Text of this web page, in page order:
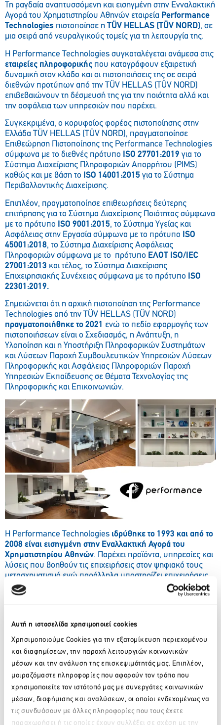
Αυτή η ιστοσελίδα χρησιμοποιεί cookies
Χρησιμοποιούμε Cookies για την εξατομίκευση περιεχομένου
και διαφημίσεων, την παροχή λειτουργιών κοινωνικών
μέσων και την ανάλυση της επισκεψιμότητάς μας. Επιπλέον,
μοιραζόμαστε πληροφορίες που αφορούν τον τρόπο που
χρησιμοποιείτε τον ιστότοπό μας με συνεργάτες κοινωνικών
μέσων, διαφήμισης και αναλύσεων, οι οποίοι ενδεχομένως να
τις συνδυάσουν με άλλες πληροφορίες που τους έχετε
παραχωρήσει ή τις οποίες έχουν συλλέξει σε σχέση με την
Τη ραγδαία αναπτυσσόμενη και εισηγμένη στην Ενναλακτική
Αγορά του Χρηματιστηρίου Αθηνών εταιρεία Performance
Technologies πιστοποίησε η TÜV HELLAS (TÜV NORD), σε
μια σειρά από νευραλγικούς τομείς για τη λειτουργία της.
Η Performance Technologies συγκαταλέγεται ανάμεσα στις
εταιρείες πληροφορικής που καταγράφουν εξαιρετική
δυναμική στον κλάδο και οι πιστοποιήσεις της σε σειρά
διεθνών προτύπων από την TÜV HELLAS (TÜV NORD)
επιβεβαιώνουν τη δέσμευσή της για την ποιότητα αλλά και
την ασφάλεια των υπηρεσιών που παρέχει.
Συγκεκριμένα, ο κορυφαίος φορέας πιστοποίησης στην
Ελλάδα TÜV HELLAS (TÜV NORD), πραγματοποίησε
Επιθεώρηση Πιστοποίησης της Performance Technologies
σύμφωνα με το διεθνές πρότυπο ISO 27701:2019 για το
Σύστημα Διαχείρισης Πληροφοριών Απορρήτου (PIMS)
καθώς και με βάση το ISO 14001:2015 για το Σύστημα
Περιβαλλοντικής Διαχείρισης.
Επιπλέον, πραγματοποίησε επιθεωρήσεις δεύτερης
επιτήρησης για το Σύστημα Διαχείρισης Ποιότητας σύμφωνα
με το πρότυπο ISO 9001:2015, το Σύστημα Υγείας και
Ασφάλειας στην Εργασία σύμφωνα με το πρότυπο ISO
45001:2018, το Σύστημα Διαχείρισης Ασφάλειας
Πληροφοριών σύμφωνα με το πρότυπο ΕΛΟΤ ISO/IEC
27001:2013 και τέλος, το Σύστημα Διαχείρισης
Επιχειρησιακής Συνέχειας σύμφωνα με το πρότυπο ISO
22301:2019.
Σημειώνεται ότι η αρχική πιστοποίηση της Performance
Technologies από την TÜV HELLAS (TÜV NORD)
πραγματοποιήθηκε το 2021 ενώ το πεδίο εφαρμογής των
πιστοποιήσεων είναι ο Σχεδιασμός, η Ανάπτυξη, η
Υλοποίηση και η Υποστήριξη Πληροφορικών Συστημάτων
και Λύσεων Παροχή Συμβουλευτικών Υπηρεσιών Λύσεων
Πληροφορικής και Ασφάλειας Πληροφοριών Παροχή
Υπηρεσιών Εκπαίδευσης σε Θέματα Τεχνολογίας της
Πληροφορικής και Επικοινωνιών.
Η Performance Technologies ιδρύθηκε το 1993 και από το
2008 είναι εισηγμένη στην Εναλλακτική Αγορά του
Χρηματιστηρίου Αθηνών. Παρέχει προϊόντα, υπηρεσίες και
λύσεις που βοηθούν τις επιχειρήσεις στον ψηφιακό τους
μετασχηματισμό ενώ παράλληλα υποστηρίζει επιχειρήσεις
και οργανισμούς να αναπτυχθούν με την πιο
αποτελεσματική χρήση της τεχνολογίας.
συνεργάτη για κάθε οργανισμό που επιδιώκει να
επαναπροσδιορίσει και να επανεφεύρει τον εαυτό του μέσω
των ψηφιακών τεχνολογιών. Προσφέρει προϊόντα,
υπηρεσίες και λύσεις που μεταμορφώνουν τις
παραδοσιακές επιχειρήσεις σε ψηφιακούς ηγέτες και
βοηθάει τις επιχειρήσεις να αναπτυχθούν μέσω της
αποτελεσματικότερης χρήσης της τεχνολογίας. Από το 1993,
η Performance Technologies Α.Ε. βοηθάει πελάτες κάθε
μεγέθους και κλάδου να καταλάβουν και να υλοποιήσουν
τεχνολογικές λύσεις που τους αναπτύσσουν και